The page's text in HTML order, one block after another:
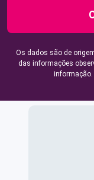
Os dados são de
das informações